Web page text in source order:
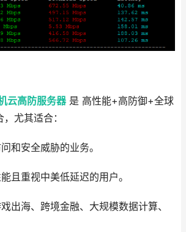
云高防服务器是 高性能+高防御+全球
尤其适合：
和安全威胁的业务。
且重视中美低延迟的用户。
出海、跨境金融、大规模数据计算、